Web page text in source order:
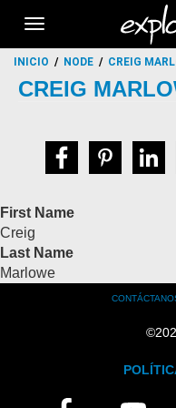
Toggle
navigation
INICIO NODE CREIG
CREIG
First Name
Creig
Last Name
Marlowe
Footer
©
FACEBOOK YOUTUBE